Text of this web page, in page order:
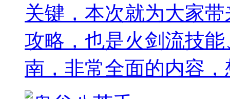
关键，本次就为大家
攻略，也是火剑流技
南，非常全面的内容